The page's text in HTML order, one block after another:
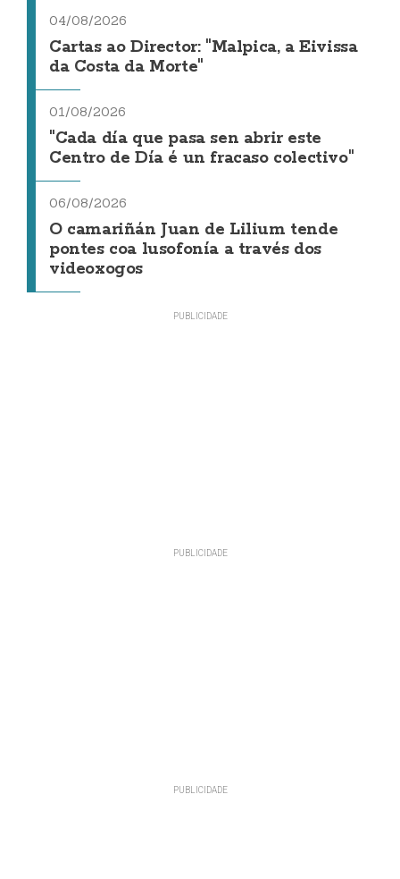
04/08/2026
Cartas ao Director: "Malpica, a Eivissa
da Costa da Morte"
01/08/2026
"Cada día que pasa sen abrir este
Centro de Día é un fracaso colectivo"
06/08/2026
O camariñán Juan de Lilium tende
pontes coa lusofonía a través dos
videoxogos